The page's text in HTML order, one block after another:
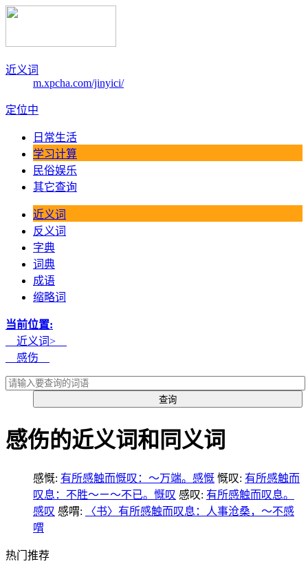
近义词
m.xpcha.com/jinyici/
定位中
日常生活
学习计算
民俗娱乐
其它查询
近义词
反义词
字典
词典
成语
缩略词
当前位置:
近义词>
感伤
感伤的近义词和同义词
感慨: 有所感触而慨叹：～万端。感慨 慨叹: 有所感触而
叹息：不胜～ㄧ～不已。慨叹 感叹: 有所感触而叹息。
感叹 感喟:
〈书〉有所感触而叹息：人事沧桑，～不感
喟
热门推荐